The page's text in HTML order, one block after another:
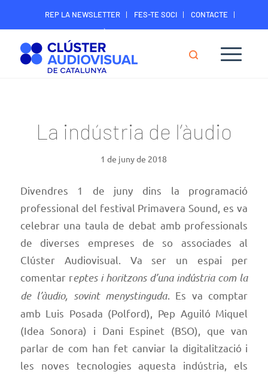
REP LA NEWSLETTER FES-TE SOCI
CONTACTE
ÀREA DIGITAL SOCIS
La indústria de l’àudio
1 de juny de 2018
Divendres 1 de juny dins la programació
professional del festival Primavera Sound, es va
celebrar una taula de debat amb professionals
de diverses empreses de so associades al
Clúster Audiovisual. Va ser un espai per
comentar reptes i horitzons d’una indústria com la
de l’àudio, sovint menystinguda. Es va comptar
amb Luis Posada (Polford), Pep Aguiló Miquel
(Idea Sonora) i Dani Espinet (BSO), que van
parlar de com han fet canviar la digitalització i
les noves tecnologies aquesta indústria, els